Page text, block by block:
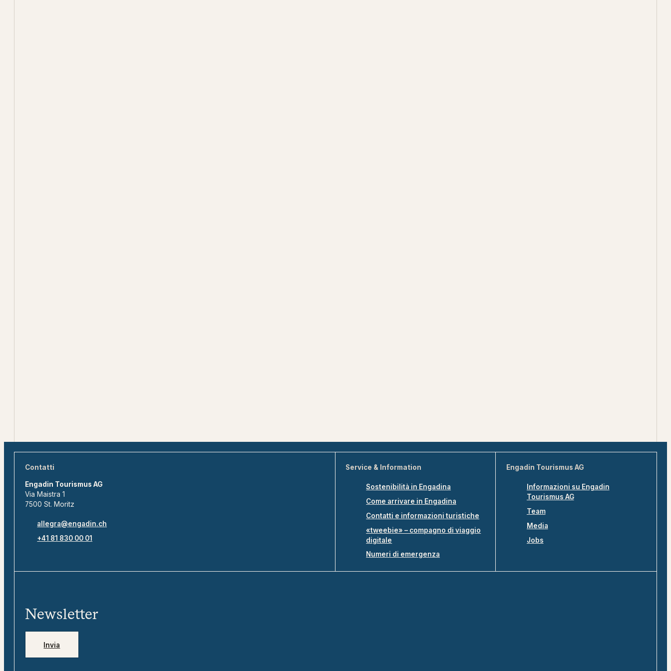
Contatti
Engadin Tourismus AG
Via Maistra 1
7500 St. Moritz
allegra@engadin.ch
+41 81 830 00 01
Service & Information
Sostenibilità in Engadina
Come arrivare in Engadina
Contatti e informazioni turistiche
«tweebie» – compagno di viaggio
digitale
Numeri di emergenza
Engadin Tourismus AG
Informazioni su Engadin
Tourismus AG
Team
Media
Jobs
Newsletter
Invia